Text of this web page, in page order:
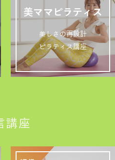
美ママピラティス
美しさの再設計
ピラティス講座
講座